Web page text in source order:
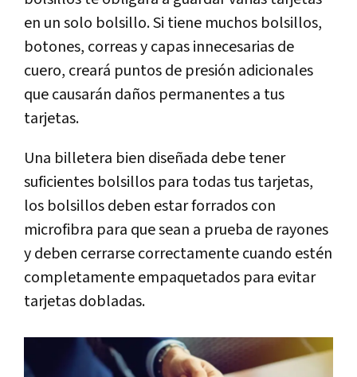
en un solo bolsillo. Si tiene muchos bolsillos,
botones, correas y capas innecesarias de
cuero, creará puntos de presión adicionales
que causarán daños permanentes a tus
tarjetas.
Una billetera bien diseñada debe tener
suficientes bolsillos para todas tus tarjetas,
los bolsillos deben estar forrados con
microfibra para que sean a prueba de rayones
y deben cerrarse correctamente cuando estén
completamente empaquetados para evitar
tarjetas dobladas.